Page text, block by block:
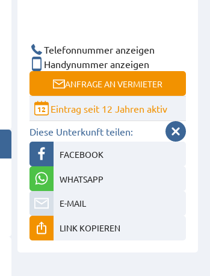
Telefonnummer anzeigen
Handynummer anzeigen
ANFRAGE AN VERMIETER
12
Eintrag seit 12 Jahren aktiv
Diese Unterkunft teilen:
FACEBOOK
WHATSAPP
E-MAIL
LINK KOPIEREN